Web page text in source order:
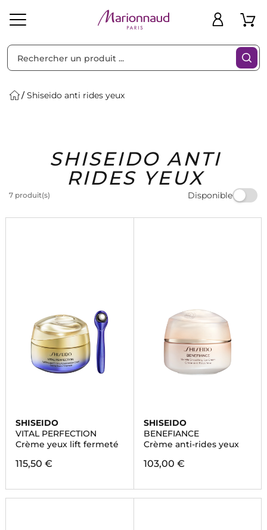
Solaire Homme Marques Idées
Cadeaux
Bons
Plans
Shiseido anti rides yeux
SHISEIDO ANTI
RIDES YEUX
7 produit(s) Disponible
Filtres
SHISEIDO
VITAL PERFECTION
Crème yeux lift fermeté
115,50 €
SHISEIDO
BENEFIANCE
Crème anti-rides yeux
103,00 €